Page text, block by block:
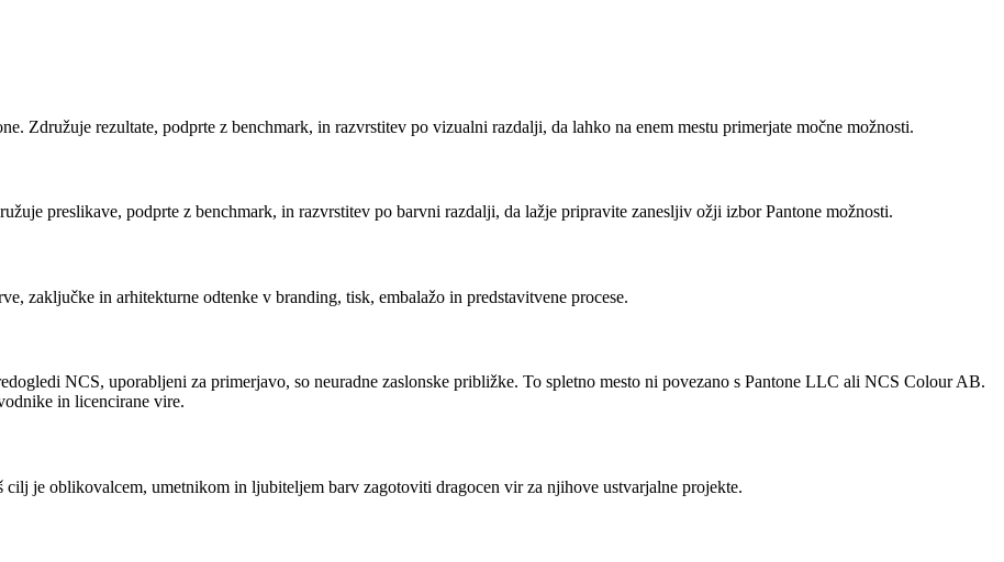
Združuje rezultate, podprte z benchmark, in razvrstitev po vizualni razdalji, da lahko na enem mestu primerjate močne možnosti.
preslikave, podprte z benchmark, in razvrstitev po barvni razdalji, da lažje pripravite zanesljiv ožji izbor Pantone možnosti.
zaključke in arhitekturne odtenke v branding, tisk, embalažo in predstavitvene procese.
NCS, uporabljeni za primerjavo, so neuradne zaslonske približke. To spletno mesto ni povezano s Pantone LLC ali NCS Colour AB.
in licencirane vire.
cilj je oblikovalcem, umetnikom in ljubiteljem barv zagotoviti dragocen vir za njihove ustvarjalne projekte.